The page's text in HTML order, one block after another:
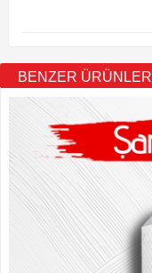
BENZER ÜRÜNLER